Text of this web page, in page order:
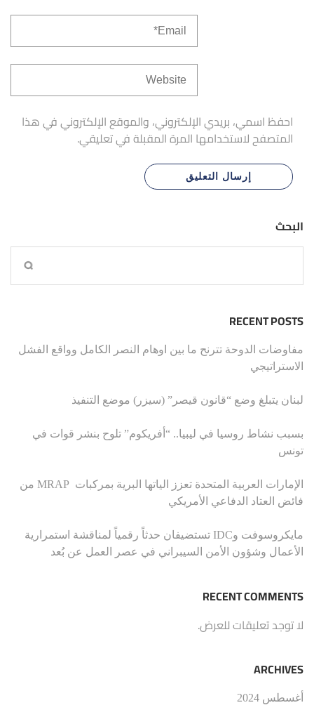
احفظ اسمي، بريدي الإلكتروني، والموقع الإلكتروني في هذا
المتصفح لاستخدامها المرة المقبلة في تعليقي.
البحث
RECENT POSTS
مفاوضات الدوحة تترنح ما بين اوهام النصر الكامل وواقع الفشل
الاستراتيجي
لبنان يتبلغ وضع “قانون قيصر” (سيزر) موضع التنفيذ
بسبب نشاط روسيا في ليبيا.. “أفريكوم” تلوح بنشر قوات في
تونس
الإمارات العربية المتحدة تعزز الياتها البرية بمركبات MRAP من
فائض العتاد الدفاعي الأمريكي
مايكروسوفت وIDC تستضيفان حدثاً رقمياً لمناقشة استمرارية
الأعمال وشؤون الأمن السيبراني في عصر العمل عن بُعد
RECENT COMMENTS
لا توجد تعليقات للعرض.
ARCHIVES
أغسطس 2024